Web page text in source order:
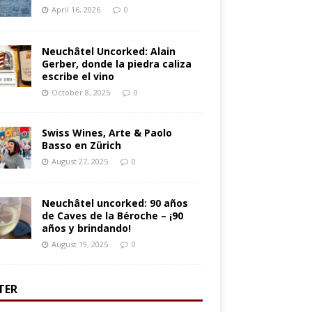
April 16, 2026 0
Neuchâtel Uncorked: Alain
Gerber, donde la piedra caliza
escribe el vino
October 8, 2025 0
Swiss Wines, Arte & Paolo
Basso en Zürich
August 27, 2025 0
Neuchâtel uncorked: 90 años
de Caves de la Béroche – ¡90
años y brindando!
August 19, 2025 0